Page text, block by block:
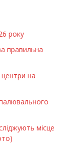
року
правильна
на
місце